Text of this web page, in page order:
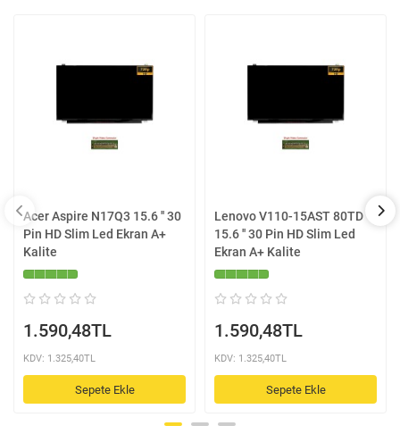
Acer Aspire N17Q3 15.6 '' 30
Pin HD Slim Led Ekran A+
Kalite
1.590,48TL
KDV: 1.325,40TL
Sepete Ekle
Lenovo V110-15AST 80TD
15.6 '' 30 Pin HD Slim Led
Ekran A+ Kalite
1.590,48TL
KDV: 1.325,40TL
Sepete Ekle